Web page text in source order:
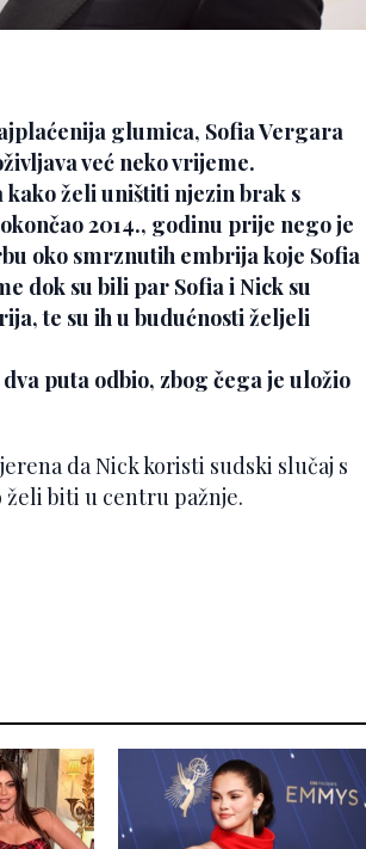
glumica, Sofia Vergara
već neko vrijeme.
želi uništiti njezin brak s
2014., godinu prije nego je
oko smrznutih embrija koje Sofia
dok su bili par Sofia i Nick su
te su ih u budućnosti željeli
puta odbio, zbog čega je uložio
da Nick koristi sudski slučaj s
želi biti u centru pažnje.